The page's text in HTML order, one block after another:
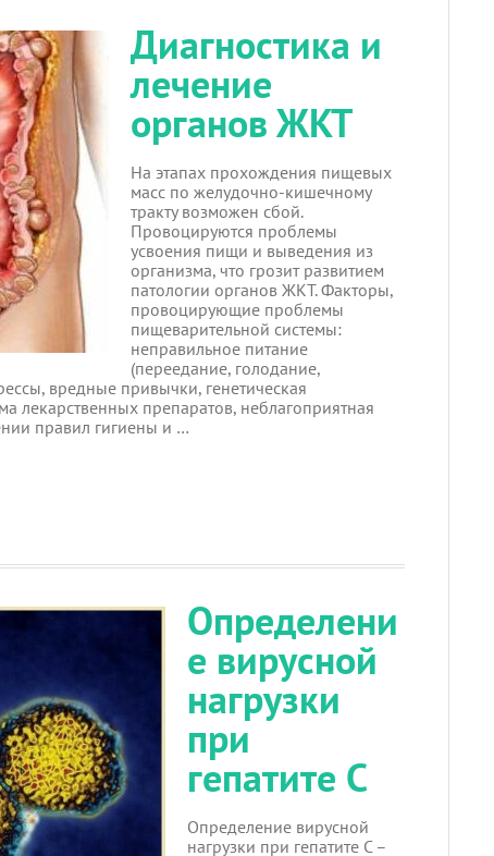
Диагностика и
лечение
органов ЖКТ
На этапах прохождения пищевых
масс по желудочно-кишечному
тракту возможен сбой.
Провоцируются проблемы
усвоения пищи и выведения из
организма, что грозит развитием
патологии органов ЖКТ. Факторы,
провоцирующие проблемы
пищеварительной системы:
неправильное питание
(переедание, голодание,
вредные привычки, генетическая
лекарственных препаратов, неблагоприятная
правил гигиены и …
Определени
е вирусной
нагрузки
при
гепатите С
Определение вирусной
нагрузки при гепатите С –